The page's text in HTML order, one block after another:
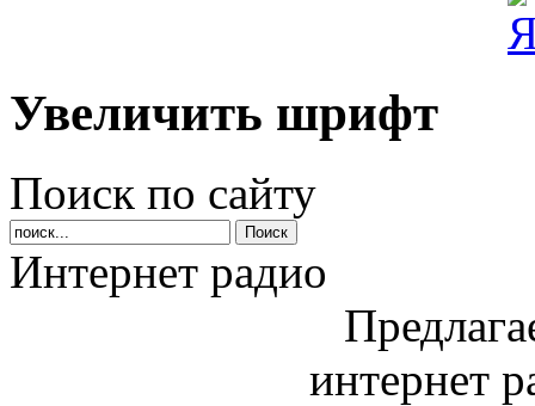
Увеличить шрифт
Поиск по сайту
Интернет радио
интернет